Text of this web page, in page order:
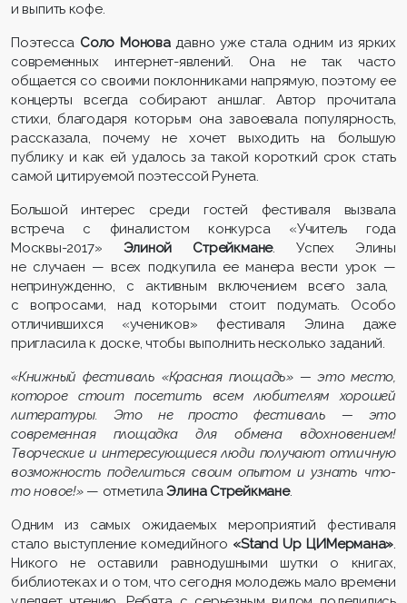
и выпить кофе.
Поэтесса Соло Моновадавно уже стала одним из ярких
современных интернет-явлений. Она не так часто
общается со своими поклонниками напрямую, поэтому ее
концерты всегда собирают аншлаг. Автор прочитала
стихи, благодаря которым она завоевала популярность,
рассказала, почему не хочет выходить на большую
публику и как ей удалось за такой короткий срок стать
самой цитируемой поэтессой Рунета.
Большой интерес среди гостей фестиваля вызвала
встреча с финалистом конкурса «Учитель года
Москвы-2017» Элиной Стрейкмане. Успех Элины
не случаен — всех подкупила ее манера вести урок —
непринужденно, с активным включением всего зала,
с вопросами, над которыми стоит подумать. Особо
отличившихся «учеников» фестиваля Элина даже
пригласила к доске, чтобы выполнить несколько заданий.
«Книжный фестиваль «Красная площадь» — это место,
которое стоит посетить всем любителям хорошей
литературы. Это не просто фестиваль — это
современная площадка для обмена вдохновением!
Творческие и интересующиеся люди получают отличную
возможность поделиться своим опытом и узнать что-
то новое!» — отметилаЭлина Стрейкмане.
Одним из самых ожидаемых мероприятий фестиваля
стало выступление комедийного «Stand Up ЦИМермана».
Никого не оставили равнодушными шутки о книгах,
библиотеках и о том, что сегодня молодежь мало времени